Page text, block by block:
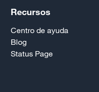
Recursos
Centro de ayuda
Blog
Status Page